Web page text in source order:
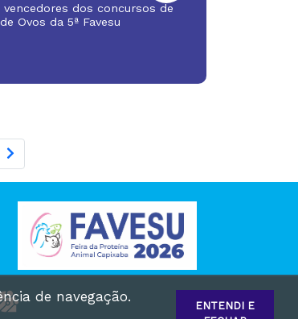
dos concursos de
Ovos da 5ª Favesu
de navegação.
ENTENDI E